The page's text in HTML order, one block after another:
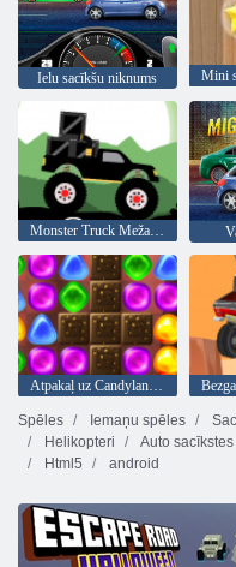
Ielu sacīkšu niknums
Monster Truck Meža Piegāde
Atpakaļ uz Candyland 2
Spēles
Iemaņu spēles
Helikopteri
Auto sacīkstes
Html5
android